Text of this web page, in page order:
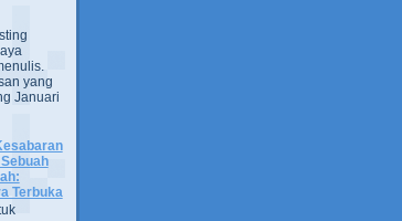
yang
Januari
Terbuka